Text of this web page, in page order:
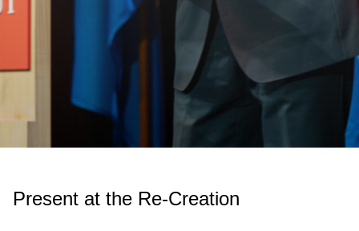
Present at the Re-Creation